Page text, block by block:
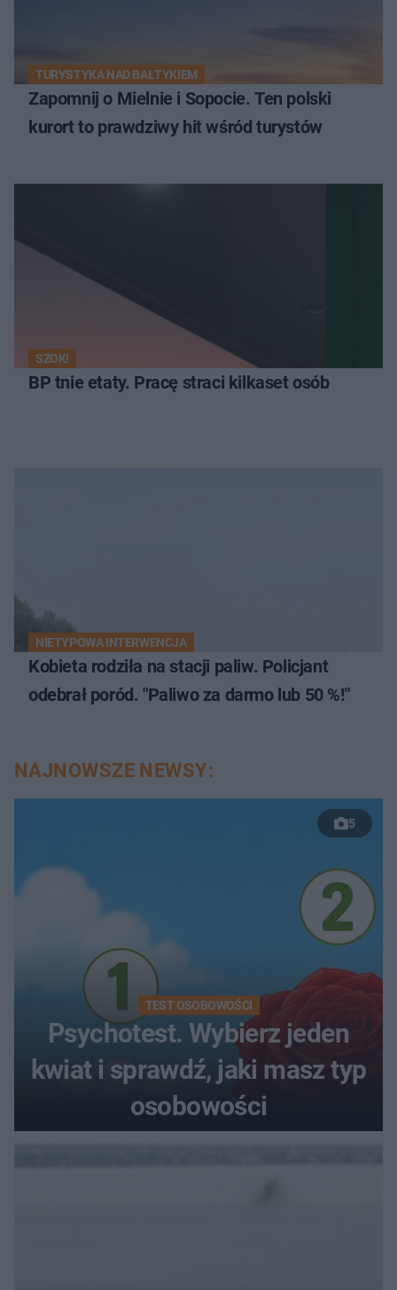
TURYSTYKA NAD BAŁTYKIEM
Zapomnij o Mielnie i Sopocie. Ten polski
kurort to prawdziwy hit wśród turystów
SZOK!
BP tnie etaty. Pracę straci kilkaset osób
NIETYPOWA INTERWENCJA
Kobieta rodziła na stacji paliw. Policjant
odebrał poród. "Paliwo za darmo lub 50 %!"
NAJNOWSZE NEWSY:
5
TEST OSOBOWOŚCI
Psychotest. Wybierz jeden
kwiat i sprawdź, jaki masz typ
osobowości